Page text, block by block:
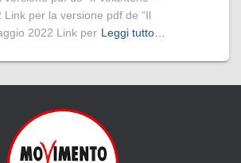
Link per la versione pdf de “Il
2022 Link per Leggi tutto…